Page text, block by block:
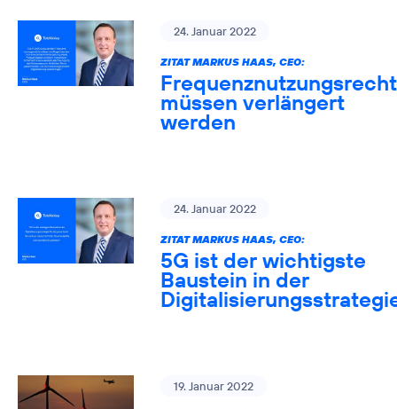
24. Januar 2022
ZITAT MARKUS HAAS, CEO:
müssen verlängert
werden
24. Januar 2022
ZITAT MARKUS HAAS, CEO:
5G ist der wichtigste
Baustein in der
19. Januar 2022